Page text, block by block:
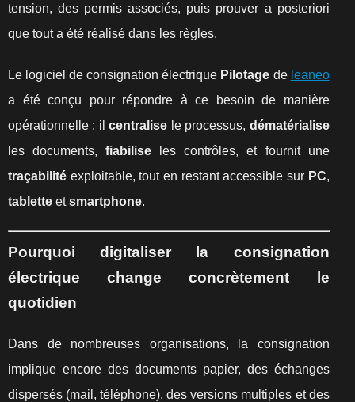
tension, des permis associés, puis prouver a posteriori
que tout a été réalisé dans les règles.
Le logiciel de consignation électrique Pilotage de leaneo
a été conçu pour répondre à ce besoin de manière
opérationnelle : ilcentralise le processus, dématérialise
les documents,fiabilise les contrôles, et fournit une
traçabilité exploitable, tout en restant accessible sur PC,
tablette etsmartphone.
Pourquoi digitaliser la consignation
électrique change concrètement le
quotidien
Dans de nombreuses organisations, la consignation
implique encore des documents papier, des échanges
dispersés (mail, téléphone), des versions multiples et des